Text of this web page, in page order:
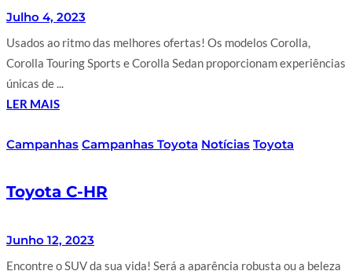
Julho 4, 2023
Usados ao ritmo das melhores ofertas! Os modelos Corolla,
Corolla Touring Sports e Corolla Sedan proporcionam experiências
únicas de ...
LER MAIS
Campanhas Campanhas Toyota Notícias Toyota
Toyota C-HR
Junho 12, 2023
Encontre o SUV da sua vida! Será a aparência robusta ou a beleza